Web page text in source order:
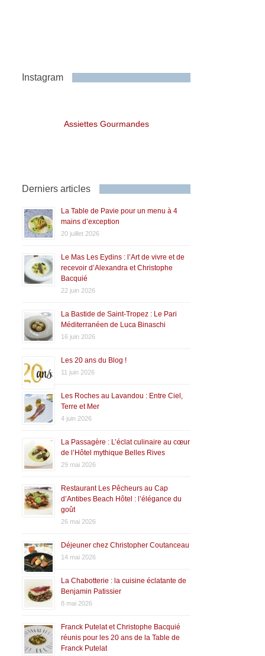
Instagram
Assiettes Gourmandes
Derniers articles
La Table de Pavie pour un menu à 4
mains d’exception
20 juillet 2026
Le Mas Les Eydins : l’Art de vivre et de
recevoir d’Alexandra et Christophe
Bacquié
22 juin 2026
La Bastide de Saint-Tropez : Le Pari
Méditerranéen de Luca Binaschi
16 juin 2026
Les 20 ans du Blog !
11 juin 2026
Les Roches au Lavandou : Entre Ciel,
Terre et Mer
4 juin 2026
La Passagère : L’éclat culinaire au cœur
de l’Hôtel mythique Belles Rives
29 mai 2026
Restaurant Les Pêcheurs au Cap
d’Antibes Beach Hôtel : l’élégance du
goût
26 mai 2026
Déjeuner chez Christopher Coutanceau
14 mai 2026
La Chabotterie : la cuisine éclatante de
Benjamin Patissier
8 mai 2026
Franck Putelat et Christophe Bacquié
réunis pour les 20 ans de la Table de
Franck Putelat